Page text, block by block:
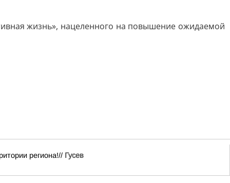
жизнь», нацеленного на повышение ожидаемой
региона!// Гусев